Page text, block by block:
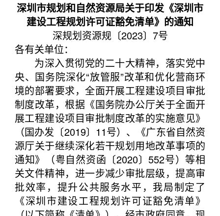
深圳市规划和自然资源局关于印发《深圳市
建设工程规划许可证豁免清单》的通知
深规划资源规〔2023〕7号
各有关单位：
为深入贯彻党的二十大精神，落实党中
央、国务院深化“放管服”改革和优化营商环
境的部署要求，全面开展工程建设项目审批
制度改革，根据《国务院办公厅关于全面开
展工程建设项目审批制度改革的实施意见》
（国办发〔2019〕11号）、《广东省自然资
源厅关于继续深化若干规划用地改革事项的
通知》（粤自然资函〔2020〕552号）等相
关文件精神，进一步减少审批层级，提高审
批效率，提升公共服务水平，我局制定了
《深圳市建设工程规划许可证豁免清单》